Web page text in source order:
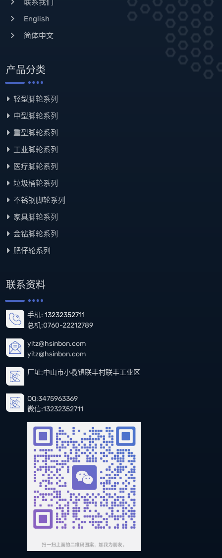
English
简体中文
产品分类
轻型脚轮系列
中型脚轮系列
重型脚轮系列
工业脚轮系列
医疗脚轮系列
垃圾桶轮系列
不锈钢脚轮系列
家具脚轮系列
金钻脚轮系列
肥仔轮系列
联系资料
手机: 13232352711
总机:0760-22212789
yitz@hsinbon.com
yitz@hsinbon.com
厂址:中山市小榄镇联丰村联丰工业区
QQ:3475963369
微信:13232352711